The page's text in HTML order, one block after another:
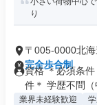
り
〒005-0000北
完全歩合制
資格 ＊必須条
件＊ 学歴不問（
業界未経験歓迎